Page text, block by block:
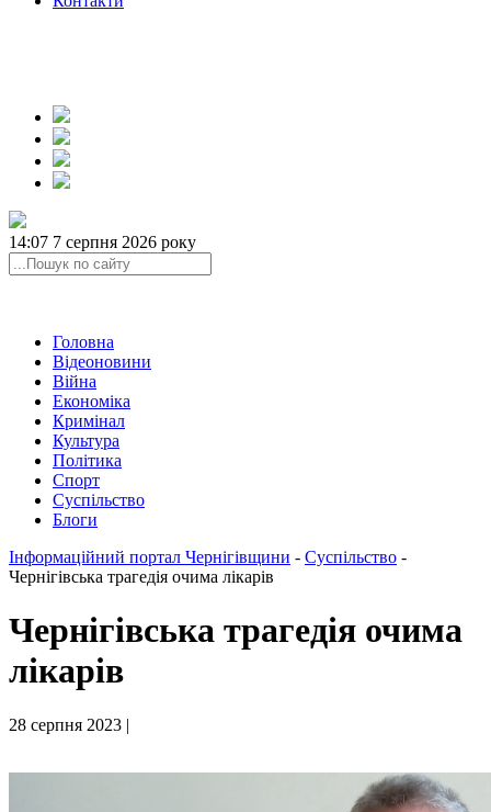
14:07 7 серпня 2026 року
Головна
Відеоновини
Війна
Економіка
Кримінал
Культура
Політика
Спорт
Суспільство
Блоги
Інформаційний портал Чернігівщини - Суспільство -
Чернігівська трагедія очима лікарів
Чернігівська трагедія очима
лікарів
28 серпня 2023 |